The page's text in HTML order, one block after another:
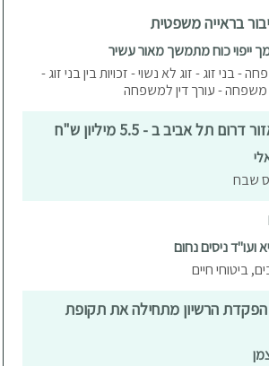
בראייה משפטית
ייפוי כוח מתמשך מאור עשיר
- בני זוג - זוג לא נשוי - זכויות בין בני זוג -
משפחה - עורך דין למשפחה
תל אביב ב - 5.5 מיליון ש"ח
שבח
ועו"ד ניסים נחום
ביטוחי חיים
הפקדת הרשיון מתחילה את תקופת